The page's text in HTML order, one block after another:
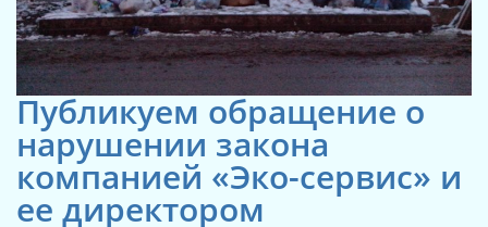
Публикуем обращение о
нарушении закона
компанией «Эко-сервис» и
ее директором